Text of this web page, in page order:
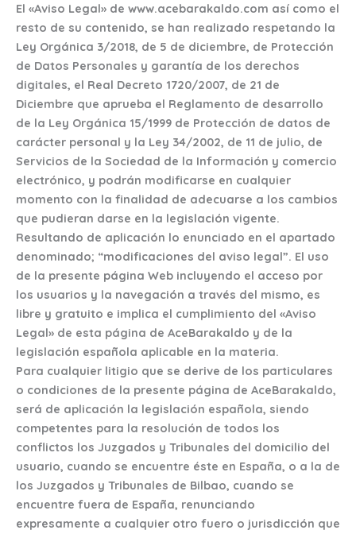
El «Aviso Legal» de www.acebarakaldo.com así como el
resto de su contenido, se han realizado respetando la
Ley Orgánica 3/2018, de 5 de diciembre, de Protección
de Datos Personales y garantía de los derechos
digitales, el Real Decreto 1720/2007, de 21 de
Diciembre que aprueba el Reglamento de desarrollo
de la Ley Orgánica 15/1999 de Protección de datos de
carácter personal y la Ley 34/2002, de 11 de julio, de
Servicios de la Sociedad de la Información y comercio
electrónico, y podrán modificarse en cualquier
momento con la finalidad de adecuarse a los cambios
que pudieran darse en la legislación vigente.
Resultando de aplicación lo enunciado en el apartado
denominado; “modificaciones del aviso legal”. El uso
de la presente página Web incluyendo el acceso por
los usuarios y la navegación a través del mismo, es
libre y gratuito e implica el cumplimiento del «Aviso
Legal» de esta página de AceBarakaldo y de la
legislación española aplicable en la materia.
Para cualquier litigio que se derive de los particulares
o condiciones de la presente página de AceBarakaldo,
será de aplicación la legislación española, siendo
competentes para la resolución de todos los
conflictos los Juzgados y Tribunales del domicilio del
usuario, cuando se encuentre éste en España, o a la de
los Juzgados y Tribunales de Bilbao, cuando se
encuentre fuera de España, renunciando
expresamente a cualquier otro fuero o jurisdicción que